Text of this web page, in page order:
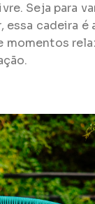
Seja para
essa cadeira é
momentos